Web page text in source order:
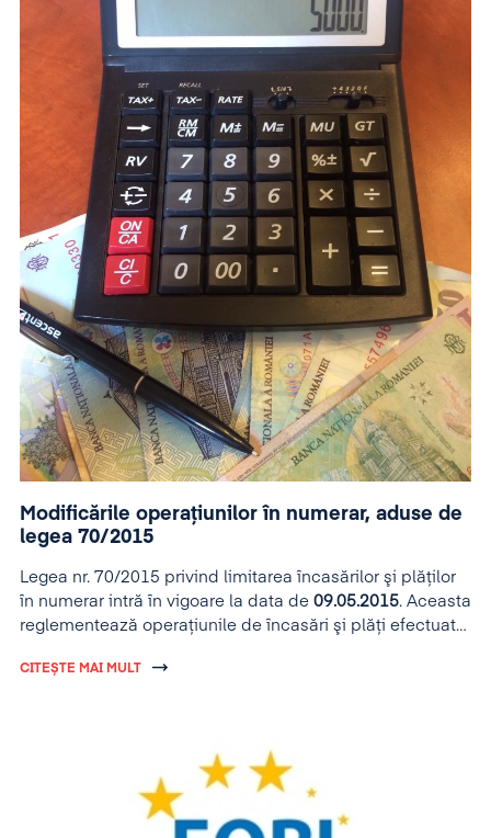
Modificările operațiunilor în numerar, aduse de
legea 70/2015
Legea nr. 70/2015 privind limitarea încasărilor şi plăţilor
în numerar intră în vigoare la data de 09.05.2015. Aceasta
reglementează operaţiunile de încasări şi plăţi efectuate
profesionişti, persoane fizice care desfaşoară activităţi în
categorii denumite entităţi. Operaţiunile mai sus
menţionate se vor efectua doar prin instrumente de plată
fără numerar, cu următoarele
excepţii:
CITEȘTE MAI MULT